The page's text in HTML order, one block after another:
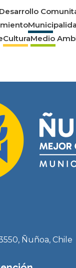
Desarrollo
CulturaMedio
Ñuñoa, Chile